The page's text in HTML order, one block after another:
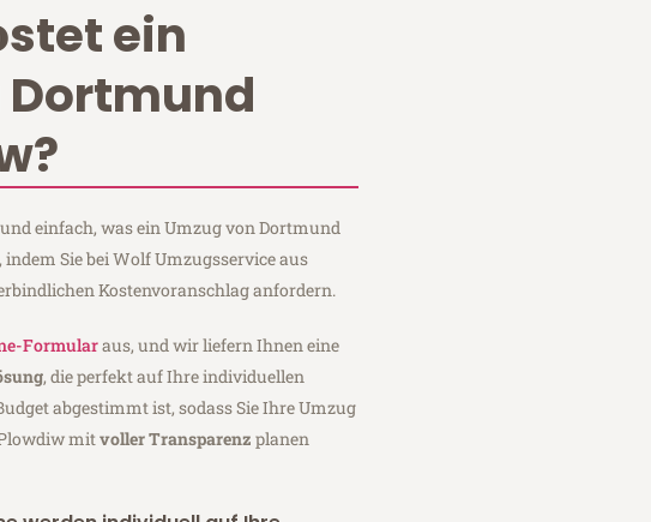
ein
Dortmund
einfach, was ein Umzug von Dortmund
Sie bei Wolf Umzugsservice aus
Kostenvoranschlag anfordern.
Formularaus, und wir liefern Ihnen eine
, die perfekt auf Ihre individuellen
abgestimmt ist, sodass Sie Ihre Umzug
mitvoller Transparenz planen